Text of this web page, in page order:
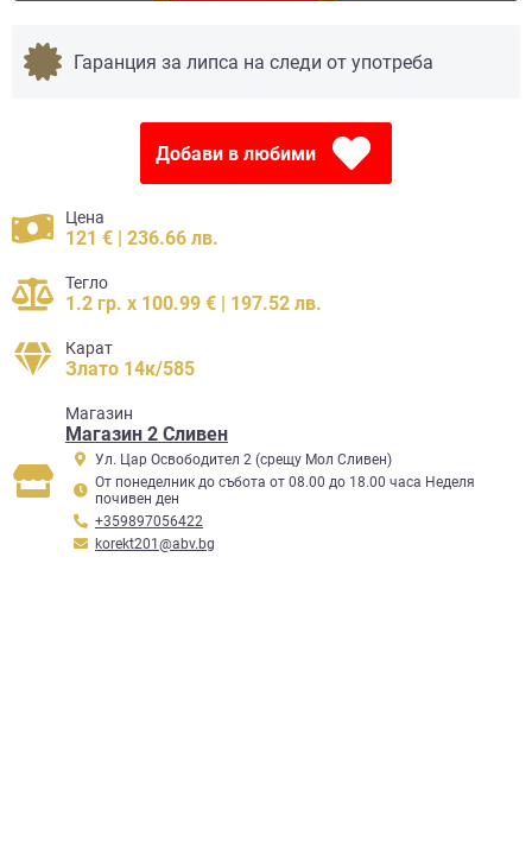
Гаранция за липса на следи от употреба
Добави в любими
Цена
121 € | 236.66 лв.
Тегло
1.2 гр. x 100.99 € | 197.52 лв.
Карат
Злато 14к/585
Mагазин
Магазин 2 Сливен
Ул. Цар Освободител 2 (срещу Мол Сливен)
От понеделник до събота от 08.00 до 18.00 часа Неделя
почивен ден
+359897056422
korekt201@abv.bg